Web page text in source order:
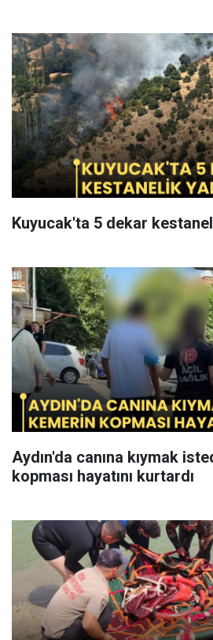
Kuyucak'ta 5 dekar
Aydın'da canına kıymak
kopması hayatını kurtardı